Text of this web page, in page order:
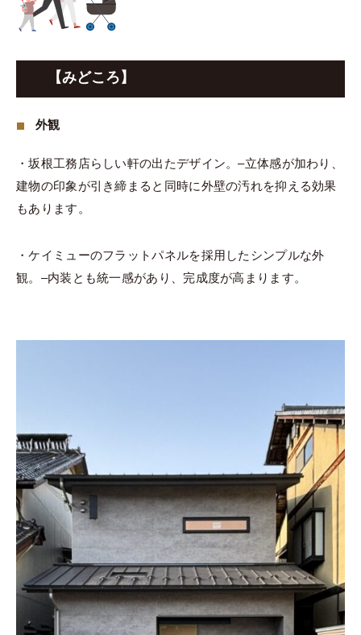
【みどころ】
外観
・坂根工務店らしい軒の出たデザイン。–立体感が加わり、
建物の印象が引き締まると同時に外壁の汚れを抑える効果
もあります。
・ケイミューのフラットパネルを採用したシンプルな外
観。–内装とも統一感があり、完成度が高まります。